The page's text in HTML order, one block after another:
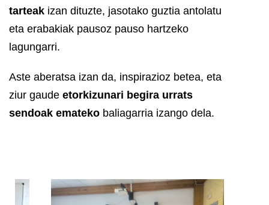
tarteak izan dituzte, jasotako guztia antolatu
eta erabakiak pausoz pauso hartzeko
lagungarri.
Aste aberatsa izan da, inspirazioz betea, eta
ziur gaude etorkizunari begira urrats
sendoak emateko baliagarria izango dela.